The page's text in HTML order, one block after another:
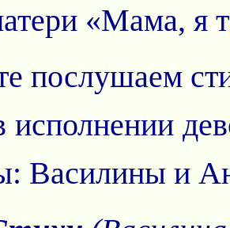
«Мама, я
послушаем
исполнении
Василины и